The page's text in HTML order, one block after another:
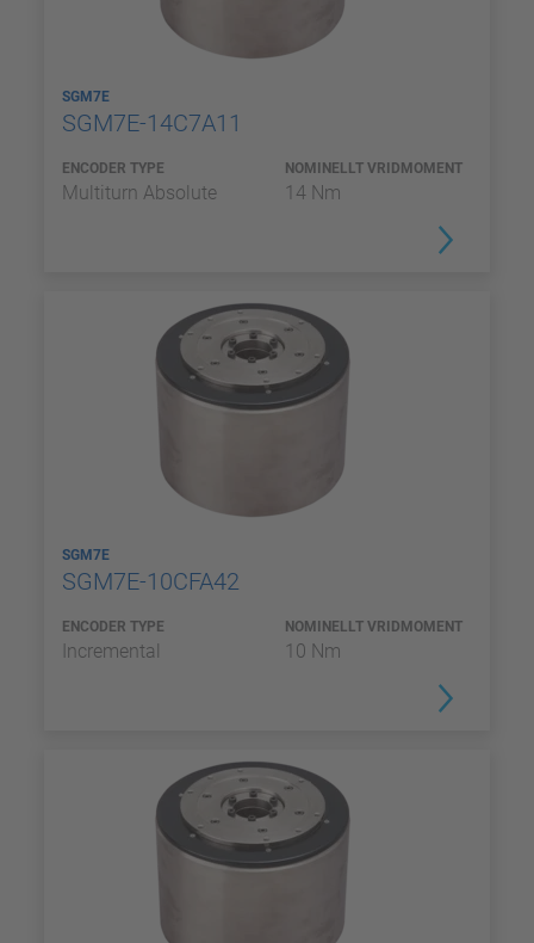
SGM7E
SGM7E-14C7A11
ENCODER TYPE
Multiturn Absolute
NOMINELLT VRIDMOMENT
14 Nm
SGM7E
SGM7E-10CFA42
ENCODER TYPE
Incremental
NOMINELLT VRIDMOMENT
10 Nm